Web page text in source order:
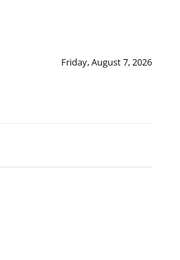
Friday, August 7, 2026